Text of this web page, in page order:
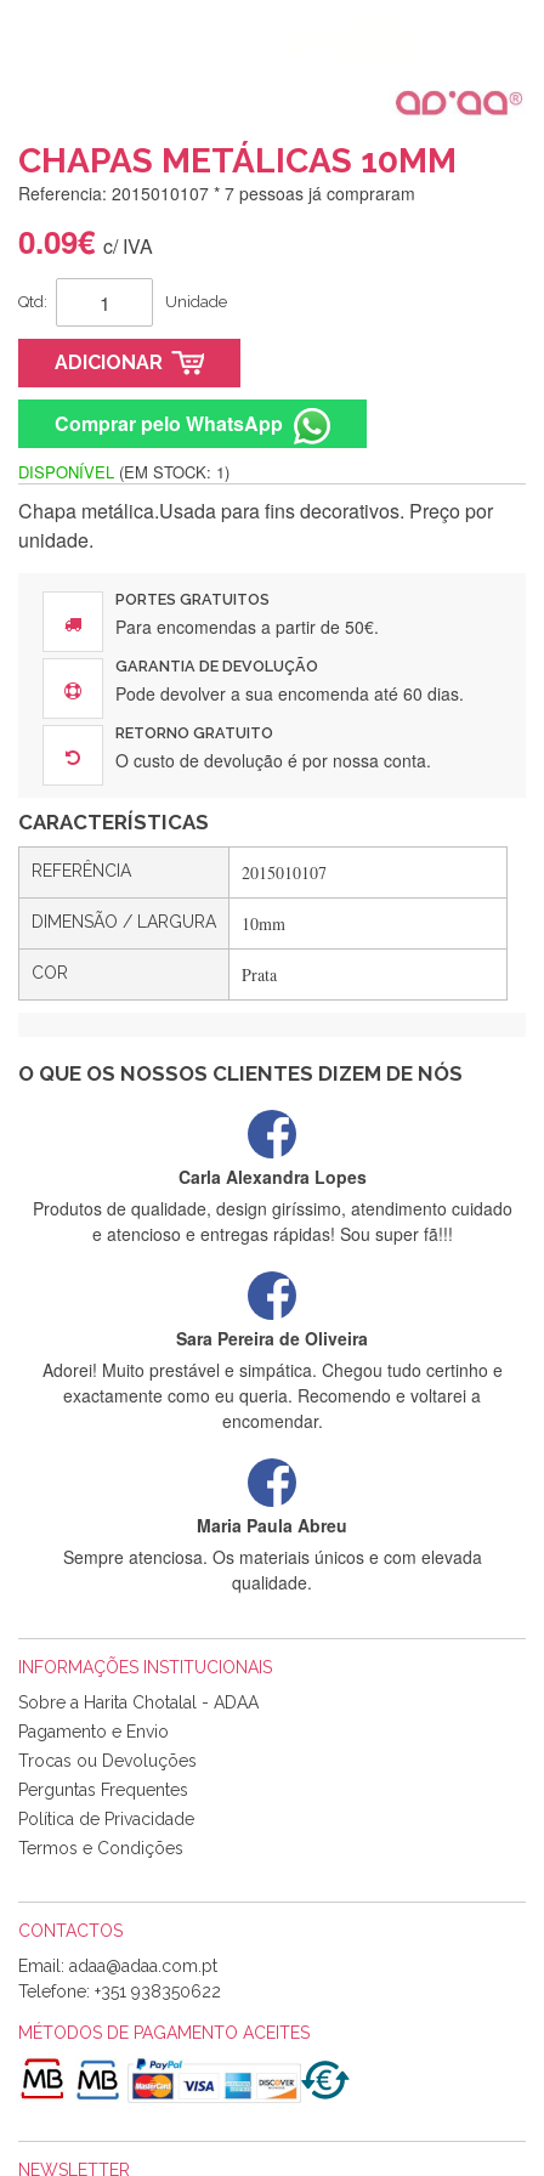
CHAPAS METÁLICAS 10MM
Referencia: 2015010107 * 7 pessoas já compraram
0.09€ c/ IVA
Qtd: Unidade
ADICIONAR
Comprar pelo WhatsApp
DISPONÍVEL (EM STOCK: 1)
Chapa metálica.Usada para fins decorativos. Preço por
unidade.
PORTES GRATUITOS
Para encomendas a partir de 50€.
GARANTIA DE DEVOLUÇÃO
Pode devolver a sua encomenda até 60 dias.
RETORNO GRATUITO
O custo de devolução é por nossa conta.
CARACTERÍSTICAS
REFERÊNCIA 2015010107
DIMENSÃO / LARGURA 10mm
COR Prata
O QUE OS NOSSOS CLIENTES DIZEM DE NÓS
encomendar.
Silvia André
Gostei ,Serviço bastante rápido. recomendo
Rápido, atendimento 5*. Hoje chegará a segunda encomenda
feita de muitas certamente❤️
estrelas
Carla Alexandra Lopes
Produtos de qualidade, design giríssimo, atendimento cuidado
e atencioso e entregas rápidas! Sou super fã!!!
Sara Pereira de Oliveira
Adorei! Muito prestável e simpática. Chegou tudo certinho e
exactamente como eu queria. Recomendo e voltarei a
encomendar.
Maria Paula Abreu
Sempre atenciosa. Os materiais únicos e com elevada
qualidade.
Tudo chegou em condições, pois os produtos vieram muito
bem acondicionados. Estou plenamente satisfeita com os
produtos adquiridos. Relativamente à bolsa, tem um tecido
com um padrão e cores muito bonitas e a execução está
perfeitíssima. Futuramente penso voltar a comprar na vossa
loja, têm excelentes artigos a um preço muito justo. A
Alexandra Morais
Olá boa Noite. Os meus tecidos chegaram hoje. Muito
obrigada pelo miminho que dá um jeitaço pras minhas linhas
de bordar e não sei o que pões nos tecidos, mas que cheiram
maravilhosamente ... cheiram! :) Muito Obrigada.
INFORMAÇÕES INSTITUCIONAIS
Sobre a Harita Chotalal - ADAA
Pagamento e Envio
Trocas ou Devoluções
Perguntas Frequentes
Política de Privacidade
Termos e Condições
CONTACTOS
Email:
Telefone: +351 938350622
MÉTODOS DE PAGAMENTO ACEITES
NEWSLETTER